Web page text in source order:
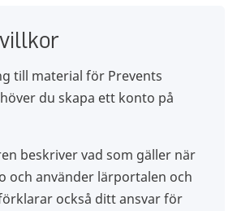
till material för Prevents
du skapa ett konto på
beskriver vad som gäller när
och använder lärportalen och
också ditt ansvar för